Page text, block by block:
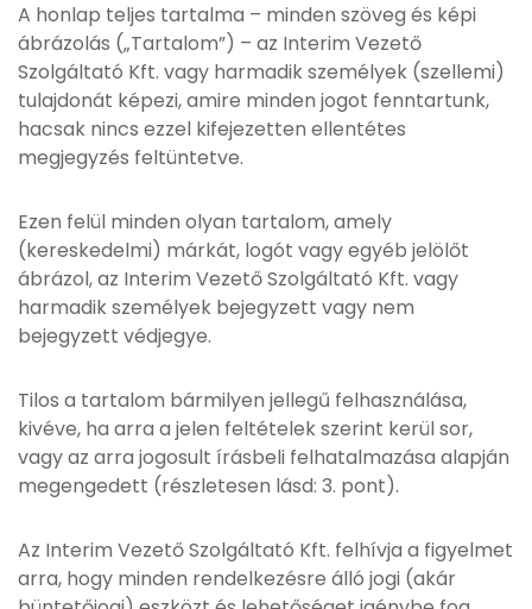
A honlap teljes tartalma – minden szöveg és képi
ábrázolás („Tartalom”) – az Interim Vezető
Szolgáltató Kft. vagy harmadik személyek (szellemi)
tulajdonát képezi, amire minden jogot fenntartunk,
hacsak nincs ezzel kifejezetten ellentétes
megjegyzés feltüntetve.
Ezen felül minden olyan tartalom, amely
(kereskedelmi) márkát, logót vagy egyéb jelölőt
ábrázol, az Interim Vezető Szolgáltató Kft. vagy
harmadik személyek bejegyzett vagy nem
bejegyzett védjegye.
Tilos a tartalom bármilyen jellegű felhasználása,
kivéve, ha arra a jelen feltételek szerint kerül sor,
vagy az arra jogosult írásbeli felhatalmazása alapján
megengedett (részletesen lásd: 3. pont).
Az Interim Vezető Szolgáltató Kft. felhívja a figyelmet
arra, hogy minden rendelkezésre álló jogi (akár